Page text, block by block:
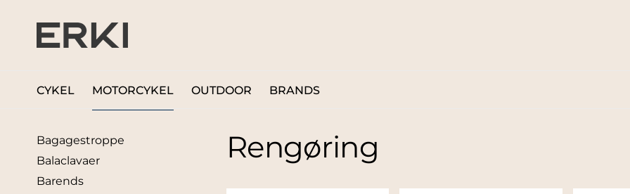
CYKEL MOTORCYKEL OUTDOOR BRANDS
Bagagestroppe
Balaclavaer
Barends
Rengøring